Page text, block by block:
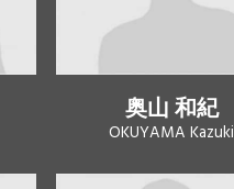
奥山 和紀
OKUYAMA Kazuki